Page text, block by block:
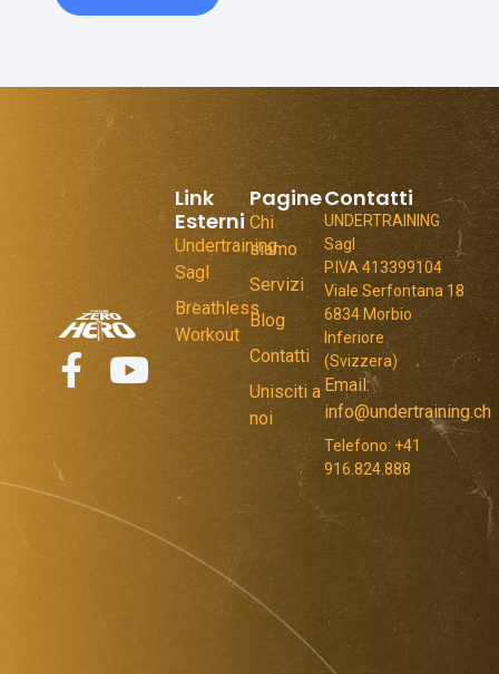
Pagine
Chi
siamo
Servizi
Blog
Contatti
Unisciti a
noi
Link
Esterni
Undertraining
Sagl
Breathless
Workout
Contatti
UNDERTRAINING
Sagl
P.IVA 413399104
Viale Serfontana 18
6834 Morbio
Inferiore
(Svizzera)
Email:
info@undertraining.ch
Telefono: +41
916.824.888